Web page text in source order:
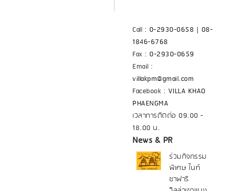
Call : 0-2930-0658 | 08-
1846-6768
Fax : 0-2930-0659
Email :
villakpm@gmail.com
Facebook : VILLA KHAO
PHAENGMA
เวลาการติดต่อ 09.00 -
18.00 น.
News & PR
ร่วมกิจกรรม
พิเศษ ไนท์
ซาฟารี